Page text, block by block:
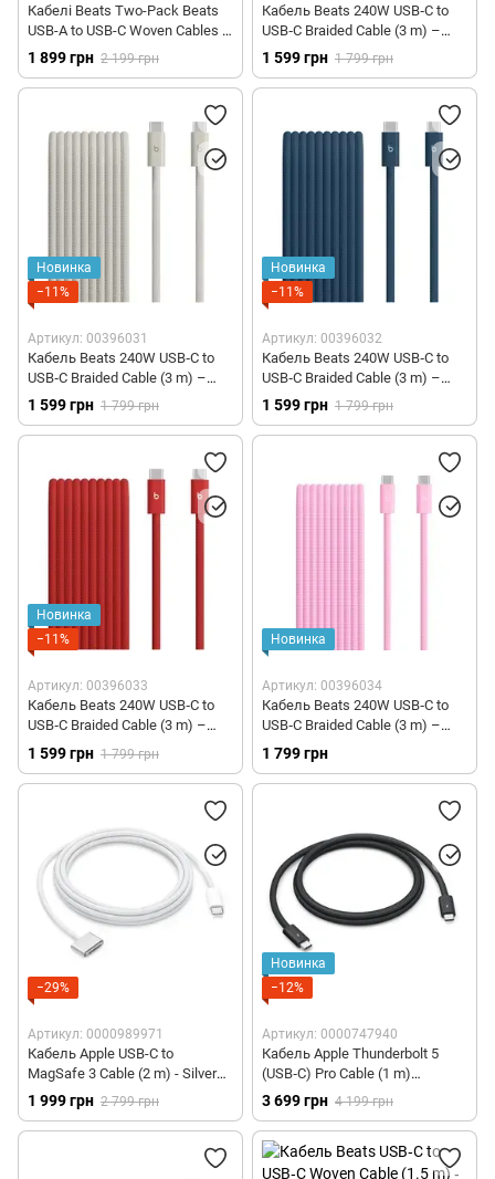
Кабелі Beats Two-Pack Beats
USB-A to USB-C Woven Cables –
Bolt Black (MDGH4)
1 899 грн 2 199 грн
Кабель Beats 240W USB‑C to
USB‑C Braided Cable (3 m) –
Bolt Black (MHX64)
1 599 грн 1 799 грн
Новинка
−11%
Артикул: 00396031
Кабель Beats 240W USB‑C to
USB‑C Braided Cable (3 m) –
Surge Stone (MHX74)
1 599 грн 1 799 грн
Новинка
−11%
Артикул: 00396032
Кабель Beats 240W USB‑C to
USB‑C Braided Cable (3 m) –
Nitro Navy (MHX84)
1 599 грн 1 799 грн
Новинка
−11%
Артикул: 00396033
Кабель Beats 240W USB‑C to
USB‑C Braided Cable (3 m) –
Rapid Red (MHX94)
1 599 грн 1 799 грн
Новинка
Артикул: 00396034
Кабель Beats 240W USB‑C to
USB‑C Braided Cable (3 m) –
Power Pink (MK8P4)
1 799 грн
−29%
Артикул: 0000989971
Кабель Apple USB-C to
MagSafe 3 Cable (2 m) - Silver
(MLYV3)
1 999 грн 2 799 грн
Новинка
−12%
Артикул: 0000747940
Кабель Apple Thunderbolt 5
(USB‑C) Pro Cable (1 m)
(MC9C4)
3 699 грн 4 199 грн